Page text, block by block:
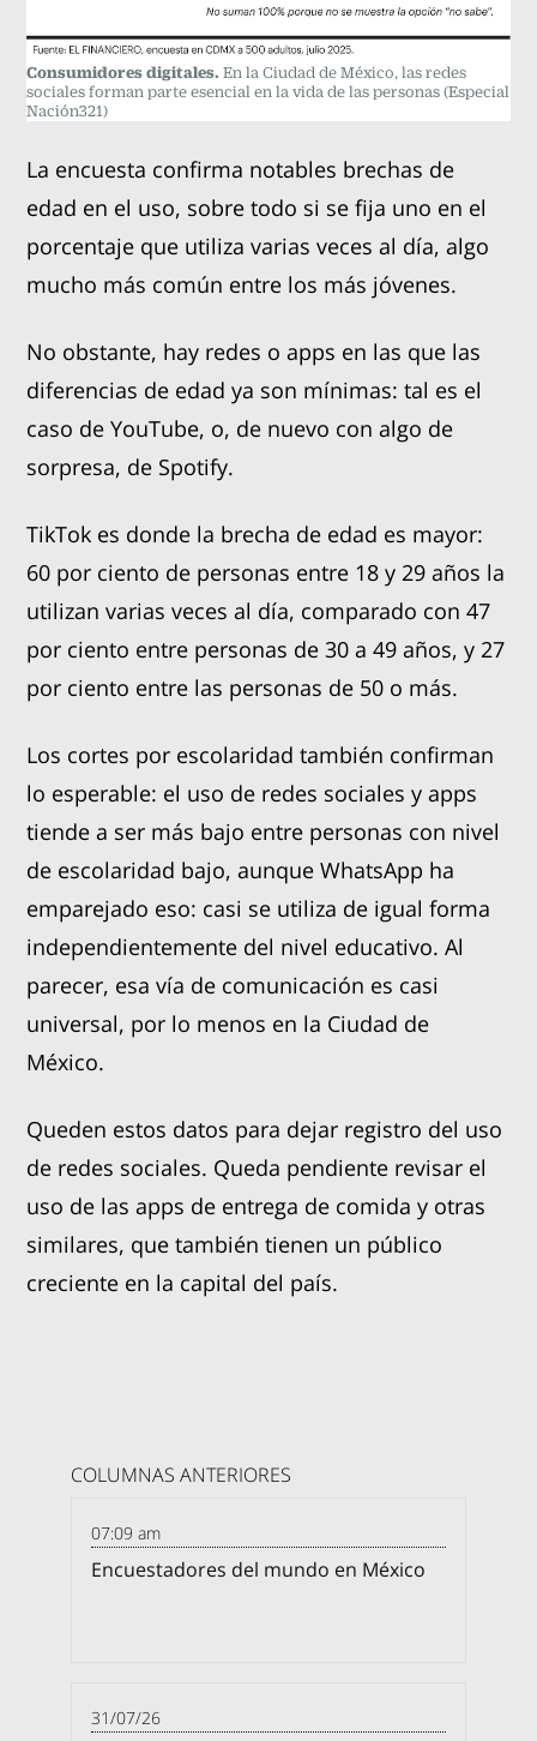
Consumidores digitales.En la Ciudad de México, las redes
sociales forman parte esencial en la vida de las personas(Especial
Nación321)
La encuesta confirma notables brechas de
edad en el uso, sobre todo si se fija uno en el
porcentaje que utiliza varias veces al día, algo
mucho más común entre los más jóvenes.
No obstante, hay redes o apps en las que las
diferencias de edad ya son mínimas: tal es el
caso de YouTube, o, de nuevo con algo de
sorpresa, de Spotify.
TikTok es donde la brecha de edad es mayor:
60 por ciento de personas entre 18 y 29 años la
utilizan varias veces al día, comparado con 47
por ciento entre personas de 30 a 49 años, y 27
por ciento entre las personas de 50 o más.
Los cortes por escolaridad también confirman
lo esperable: el uso de redes sociales y apps
tiende a ser más bajo entre personas con nivel
de escolaridad bajo, aunque WhatsApp ha
emparejado eso: casi se utiliza de igual forma
independientemente del nivel educativo. Al
parecer, esa vía de comunicación es casi
universal, por lo menos en la Ciudad de
México.
Queden estos datos para dejar registro del uso
de redes sociales. Queda pendiente revisar el
uso de las apps de entrega de comida y otras
similares, que también tienen un público
creciente en la capital del país.
COLUMNAS ANTERIORES
07:09 am
Encuestadores del mundo en México
31/07/26